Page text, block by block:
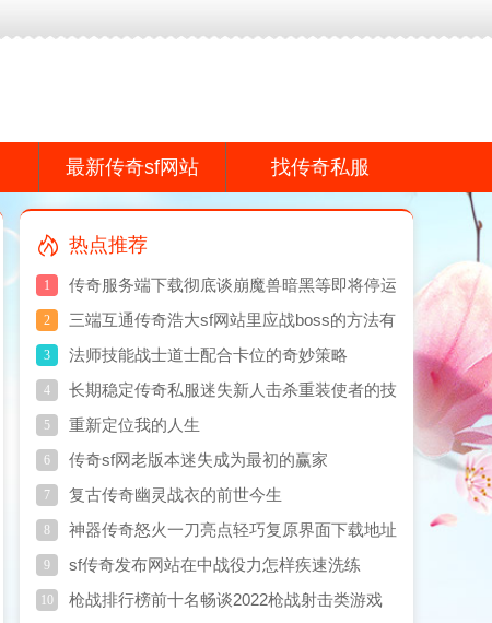
最新传奇sf网站 找传奇私服
热点推荐
1
传奇服务端下载彻底谈崩魔兽暗黑等即将停运
依然坚挺
2
三端互通传奇浩大sf网站里应战boss的方法有
哪些
3 法师技能战士道士配合卡位的奇妙策略
4
长期稳定传奇私服迷失新人击杀重装使者的技
能
5 重新定位我的人生
6 传奇sf网老版本迷失成为最初的赢家
7 复古传奇幽灵战衣的前世今生
8 神器传奇怒火一刀亮点轻巧复原界面下载地址
9 sf传奇发布网站在中战役力怎样疾速洗练
10
枪战排行榜前十名畅谈2022枪战射击类游戏